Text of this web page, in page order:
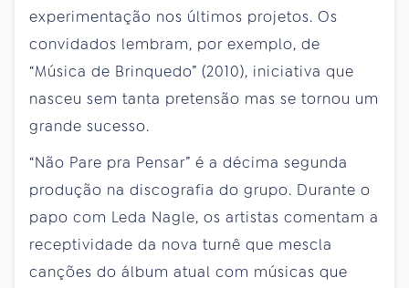
experimentação nos últimos projetos. Os
convidados lembram, por exemplo, de
“Música de Brinquedo” (2010), iniciativa que
nasceu sem tanta pretensão mas se tornou um
grande sucesso.
“Não Pare pra Pensar” é a décima segunda
produção na discografia do grupo. Durante o
papo com Leda Nagle, os artistas comentam a
receptividade da nova turnê que mescla
canções do álbum atual com músicas que